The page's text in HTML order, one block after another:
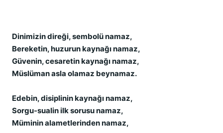
Dinimizin direği, sembolü namaz,
Bereketin, huzurun kaynağı namaz,
Güvenin, cesaretin kaynağı namaz,
Müslüman asla olamaz beynamaz.
Edebin, disiplinin kaynağı namaz,
Sorgu-sualin ilk sorusu namaz,
Müminin alametlerinden namaz,